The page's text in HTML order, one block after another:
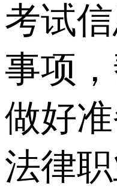
考试
事项
做好
法律